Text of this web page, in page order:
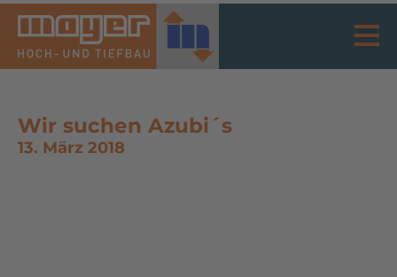
Wir suchen Azubi´s
13. März 2018